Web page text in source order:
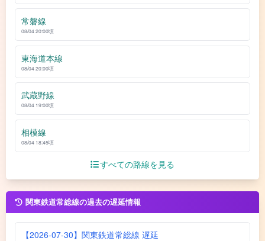
常磐線
08/04 20:00頃
東海道本線
08/04 20:00頃
武蔵野線
08/04 19:00頃
相模線
08/04 18:45頃
すべての路線を見る
関東鉄道常総線の過去の遅延情報
【2026-07-30】関東鉄道常総線 遅延